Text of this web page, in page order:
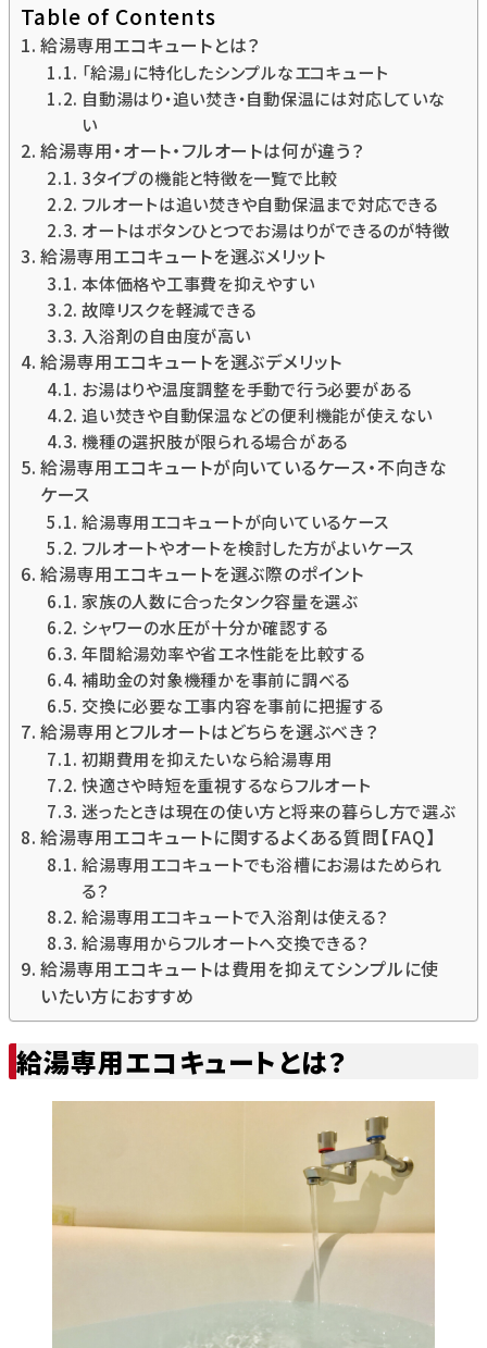
Table of Contents
給湯専用エコキュートとは？
「給湯」に特化したシンプルなエコキュート
自動湯はり・追い焚き・自動保温には対応していな
い
給湯専用・オート・フルオートは何が違う？
3タイプの機能と特徴を一覧で比較
フルオートは追い焚きや自動保温まで対応できる
オートはボタンひとつでお湯はりができるのが特徴
給湯専用エコキュートを選ぶメリット
本体価格や工事費を抑えやすい
故障リスクを軽減できる
入浴剤の自由度が高い
給湯専用エコキュートを選ぶデメリット
お湯はりや温度調整を手動で行う必要がある
追い焚きや自動保温などの便利機能が使えない
機種の選択肢が限られる場合がある
給湯専用エコキュートが向いているケース・不向きな
ケース
給湯専用エコキュートが向いているケース
フルオートやオートを検討した方がよいケース
給湯専用エコキュートを選ぶ際のポイント
家族の人数に合ったタンク容量を選ぶ
シャワーの水圧が十分か確認する
年間給湯効率や省エネ性能を比較する
補助金の対象機種かを事前に調べる
交換に必要な工事内容を事前に把握する
給湯専用とフルオートはどちらを選ぶべき？
初期費用を抑えたいなら給湯専用
快適さや時短を重視するならフルオート
迷ったときは現在の使い方と将来の暮らし方で選ぶ
給湯専用エコキュートに関するよくある質問【FAQ】
給湯専用エコキュートでも浴槽にお湯はためられ
る？
給湯専用エコキュートで入浴剤は使える？
給湯専用からフルオートへ交換できる？
給湯専用エコキュートは費用を抑えてシンプルに使
いたい方におすすめ
給湯専用エコキュートとは？